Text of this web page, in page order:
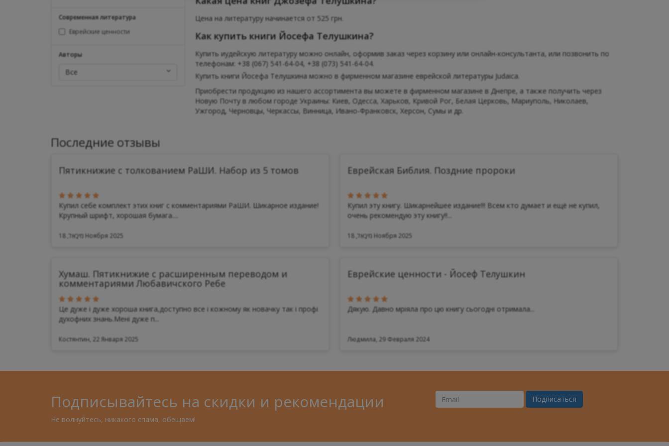
Современная литература
Еврейские ценности
Авторы
Все
Цена на литературу начинается от 525 грн.
Как купить книги Йосефа Телушкина?
Купить иудейскую литературу можно онлайн, оформив заказ через корзину или онлайн-консультанта, или позвонить по
телефонам: +38 (067) 541-64-04, +38 (073) 541-64-04.
Купить книги Йосефа Телушкина можно в фирменном магазине еврейской литературы Judaica.
Приобрести продукцию из нашего ассортимента вы можете в фирменном магазине в Днепре, а также получить через
Новую Почту в любом городе Украины: Киев, Одесса, Харьков, Кривой Рог, Белая Церковь, Мариуполь, Николаев,
Ужгород, Черновцы, Черкассы, Винница, Ивано-Франковск, Херсон, Сумы и др.
Последние отзывы
Пятикнижие с толкованием РаШИ. Набор из 5 томов
Купил себе комплект этих книг с комментариями РаШИ. Шикарное издание!
Крупный шрифт, хорошая бумага....
מִיכָאֵל, 18 Ноября 2025
Еврейская Библия. Поздние пророки
Купил эту книгу. Шикарнейшее издание!!! Всем кто думает и ещё не купил,
очень рекомендую эту книгу!!...
מִיכָאֵל, 18 Ноября 2025
Хумаш. Пятикнижие с расширенным переводом и
комментариями Любавичского Ребе
Це дуже і дуже хороша книга,доступно все і кожному як новачку так і профі
духофних знань.Мені дуже п...
Костянтин, 22 Января 2025
Еврейские ценности - Йосеф Телушкин
Дякую. Давно мріяла про цю книгу сьогодні отримала...
Людмила, 29 Февраля 2024
Подписывайтесь на скидки и рекомендации
Не волнуйтесь, никакого спама, обещаем!
Ваш
Подписаться